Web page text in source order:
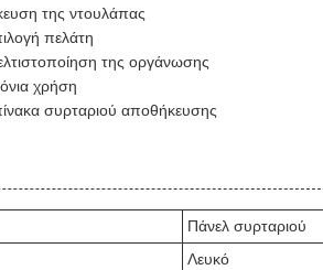
της ντουλάπας
πελάτη
της οργάνωσης
χρήση
συρταριού αποθήκευσης
Πάνελ συρταριού
Λευκό